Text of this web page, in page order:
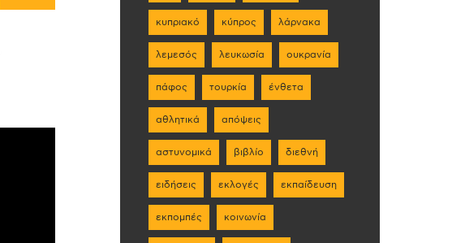
κυπριακό κύπρος λάρνακα
λεμεσός λευκωσία ουκρανία
πάφος τουρκία ένθετα
αθλητικά απόψεις
αστυνομικά βιβλίο διεθνή
ειδήσεις εκλογές εκπαίδευση
εκπομπές κοινωνία